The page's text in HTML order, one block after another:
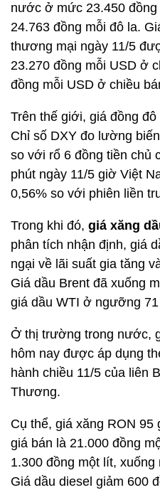
nước ở mức 23.450
24.763 đồng mỗi đô la.
thương mại ngày 11/5
23.270 đồng mỗi USD ở
đồng mỗi USD ở chiều
Trên thế giới, giá đồng
Chỉ số DXY đo lường
so với rổ 6 đồng tiền chủ
phút ngày 11/5 giờ Việt
0,56% so với phiên liền
Trong khi đó, giá xăng
phân tích nhận định, giá
ngại về lãi suất gia tăng
Giá dầu Brent đã xuống
giá dầu WTI ở ngưỡng
Ở thị trường trong nước,
hôm nay được áp dụng
hành chiều 11/5 của liên
Thương.
Cụ thể, giá xăng RON 95
giá bán là 21.000 đồng
1.300 đồng một lít,
Giá dầu diesel giảm 600